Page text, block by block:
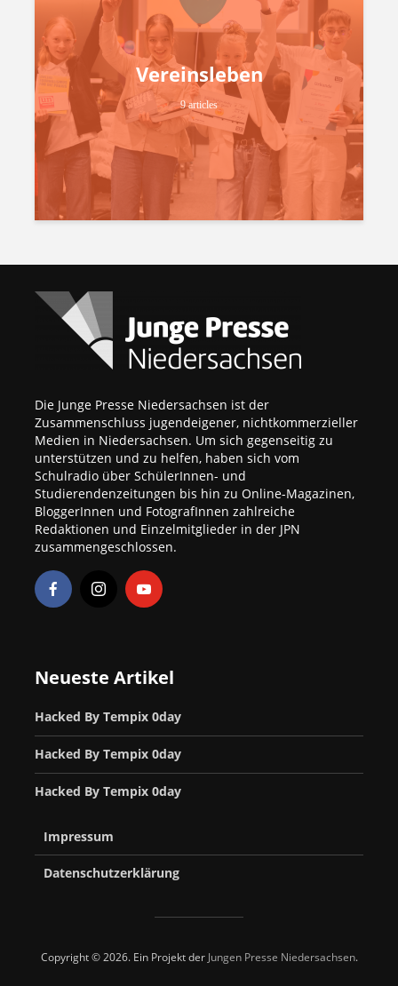
Vereinsleben
9 articles
Die Junge Presse Niedersachsen ist der
Zusammenschluss jugendeigener, nichtkommerzieller
Medien in Niedersachsen. Um sich gegenseitig zu
unterstützen und zu helfen, haben sich vom
Schulradio über SchülerInnen- und
Studierendenzeitungen bis hin zu Online-Magazinen,
BloggerInnen und FotografInnen zahlreiche
Redaktionen und Einzelmitglieder in der JPN
zusammengeschlossen.
Neueste Artikel
Hacked By Tempix 0day
Hacked By Tempix 0day
Hacked By Tempix 0day
Impressum
Datenschutzerklärung
Copyright © 2026. Ein Projekt der Jungen Presse Niedersachsen.